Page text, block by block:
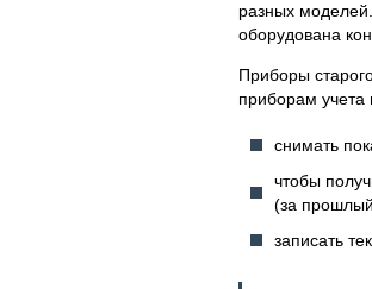
разных
оборудована
Приборы
приборам
снимать
чтобы
(за
записать